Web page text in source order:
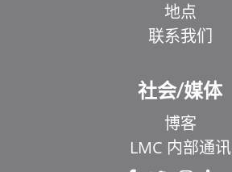
地点
联系我们
社会/媒体
博客
LMC 内部通讯